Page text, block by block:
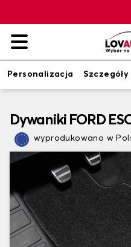
Personalizacja Szczegóły
Dywaniki FORD
wyprodukowano w